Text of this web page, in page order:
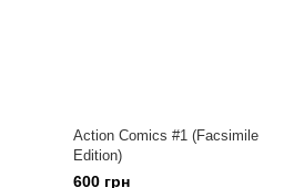
Action Comics #1 (Facsimile
Edition)
600 грн